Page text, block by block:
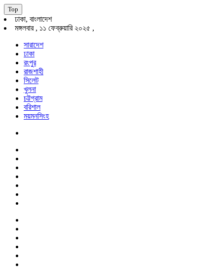
Top
ঢাকা, বাংলাদেশ
মঙ্গলবার , ১১ ফেব্রুয়ারি ২০২৫ ,
সারাদেশ
ঢাকা
রংপুর
রাজশাহী
সিলেট
খুলনা
চট্টগ্রাম
বরিশাল
ময়মনসিংহ